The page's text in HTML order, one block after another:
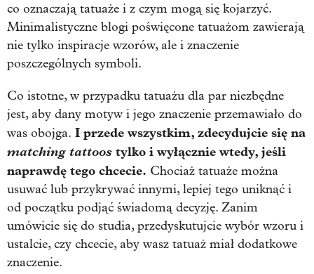
co oznaczają tatuaże i z czym mogą się kojarzyć.
Minimalistyczne blogi poświęcone tatuażom zawierają
nie tylko inspiracje wzorów, ale i znaczenie
poszczególnych symboli.
Co istotne, w przypadku tatuażu dla par niezbędne
jest, aby dany motyw i jego znaczenie przemawiało do
was obojga. I przede wszystkim, zdecydujcie się na
matching tattoos tylko i wyłącznie wtedy, jeśli
naprawdę tego chcecie. Chociaż tatuaże można
usuwać lub przykrywać innymi, lepiej tego uniknąć i
od początku podjąć świadomą decyzję. Zanim
umówicie się do studia, przedyskutujcie wybór wzoru i
ustalcie, czy chcecie, aby wasz tatuaż miał dodatkowe
znaczenie.